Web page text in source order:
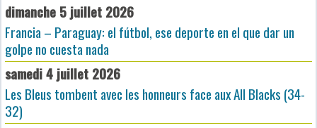
dimanche 5 juillet 2026
Francia – Paraguay: el fútbol, ese deporte en el que dar un
golpe no cuesta nada
samedi 4 juillet 2026
Les Bleus tombent avec les honneurs face aux All Blacks (34-
32)